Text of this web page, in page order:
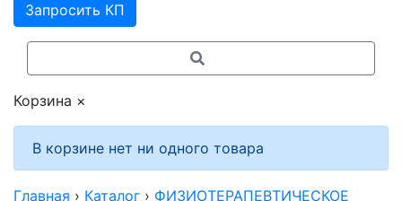
Запросить КП
Корзина ×
В корзине нет ни одного товара
Главная › Каталог › ФИЗИОТЕРАПЕВТИЧЕСКОЕ